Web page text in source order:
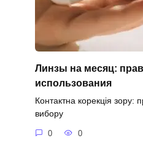
Линзы на месяц:
использования
Контактна корекція зору:
вибору
0 0